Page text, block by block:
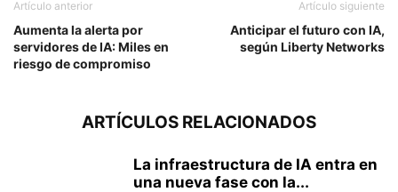
Artículo anterior
Aumenta la alerta por
servidores de IA: Miles en
riesgo de compromiso
Artículo siguiente
Anticipar el futuro con IA,
según Liberty Networks
ARTÍCULOS RELACIONADOS
La infraestructura de IA entra en
una nueva fase con la...